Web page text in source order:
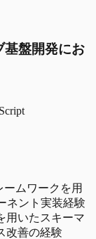
基盤開発にお
ームワークを用
ネント実装経験
用いたスキーマ
改善の経験